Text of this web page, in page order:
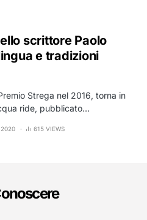
scrittore Paolo
e tradizioni
Strega nel 2016, torna in
ride, pubblicato…
2020 615 VIEWS